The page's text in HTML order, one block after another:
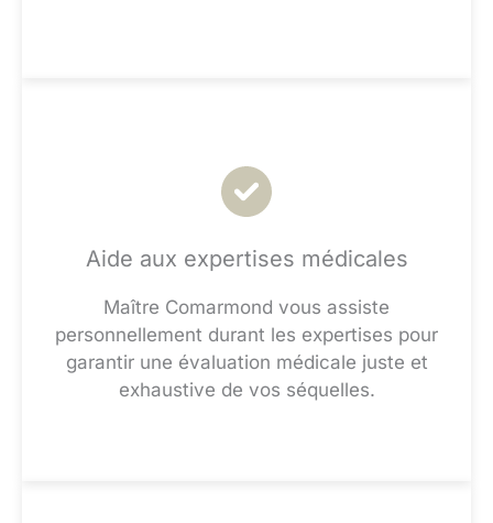
Aide aux expertises médicales
Maître Comarmond vous assiste
personnellement durant les expertises pour
garantir une évaluation médicale juste et
exhaustive de vos séquelles.